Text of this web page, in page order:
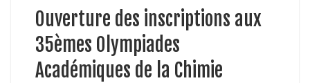
Ouverture des inscriptions aux
35èmes Olympiades
Académiques de la Chimie